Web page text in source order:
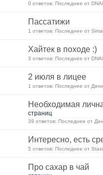
0 ответов: Последнее от
Пассатижи
1 ответов: Последнее от
Хайтек в походе :)
3 ответов: Последнее от
2 июля в лицее
1 ответов: Последнее от
Необходимая
страниц
39 ответов: Последнее от
Интересно, есть
5 ответов: Последнее от
Про сахар в чай